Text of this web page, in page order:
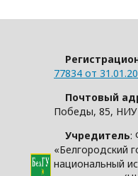
77834 от
Почтовый
Победы, 85,
Учредитель:
«Белгородский
национальный